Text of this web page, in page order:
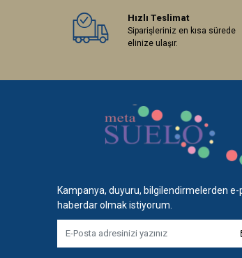
Hızlı Teslimat
Siparişleriniz en kısa sürede
elinize ulaşır.
Kampanya, duyuru, bilgilendirmelerden e-
haberdar olmak istiyorum.